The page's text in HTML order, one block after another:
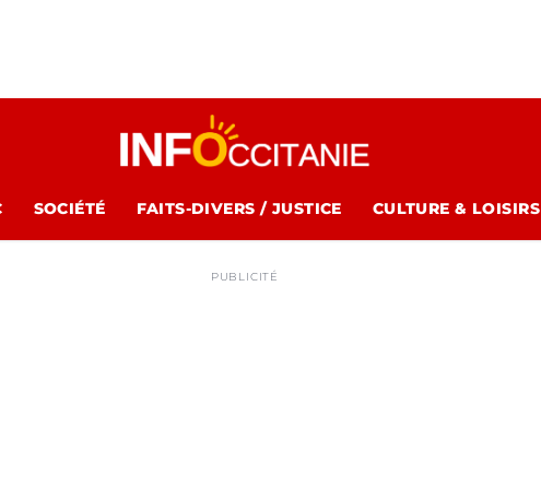
SOCIÉTÉ FAITS-DIVERS / JUSTICE CULTURE & LOISIRS
PUBLICITÉ